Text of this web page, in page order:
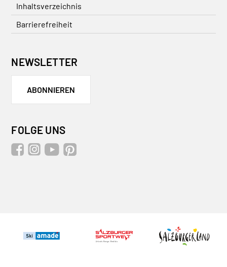
Inhaltsverzeichnis
Barrierefreiheit
NEWSLETTER
ABONNIEREN
FOLGE UNS